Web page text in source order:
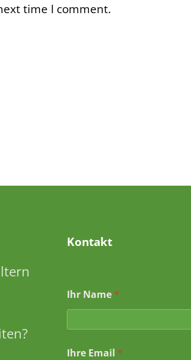
time I comment.
Kontakt
Ihr Name *
Ihre Email *